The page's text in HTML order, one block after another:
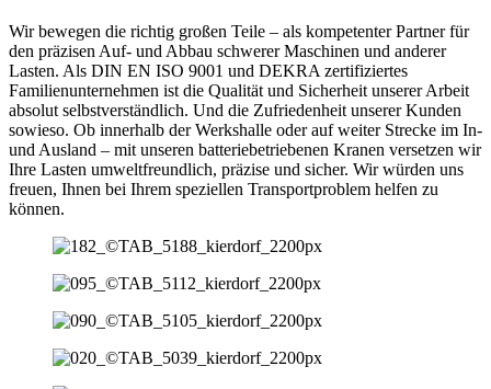
Wir bewegen die richtig großen Teile – als kompetenter Partner für
den präzisen Auf- und Abbau schwerer Maschinen und anderer
Lasten. Als DIN EN ISO 9001 und DEKRA zertifiziertes
Familienunternehmen ist die Qualität und Sicherheit unserer Arbeit
absolut selbstverständlich. Und die Zufriedenheit unserer Kunden
sowieso. Ob innerhalb der Werkshalle oder auf weiter Strecke im In-
und Ausland – mit unseren batteriebetriebenen Kranen versetzen wir
Ihre Lasten umweltfreundlich, präzise und sicher. Wir würden uns
freuen, Ihnen bei Ihrem speziellen Transportproblem helfen zu
können.